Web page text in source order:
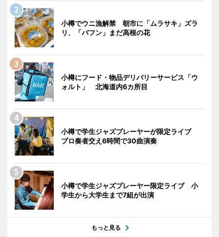
小樽でウニ漁解禁 朝市に「ムラサキ」ズラ
リ、「バフン」まだ高根の花
小樽にフード・物品デリバリーサービス「ウ
ォルト」 北海道内6カ所目
小樽で学生ジャズプレーヤーが限定ライブ
プロ奏者交え6時間で30曲演奏
小樽で学生ジャズプレーヤー限定ライブ 小
学生から大学生まで7組が出演
もっと見る